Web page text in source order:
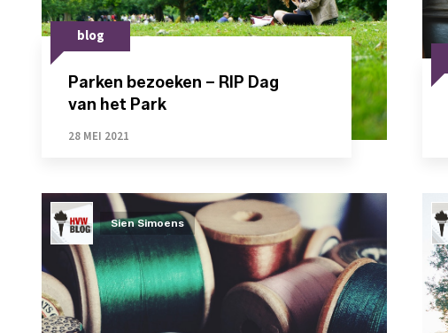
blog
Parken bezoeken – RIP Dag
van het Park
28 MEI 2021
Sien Simoens